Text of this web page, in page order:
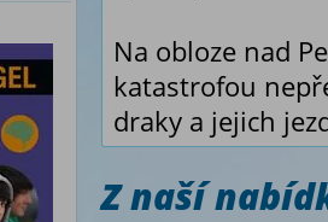
Na obloze nad
katastrofou
draky a jejich
Z naší